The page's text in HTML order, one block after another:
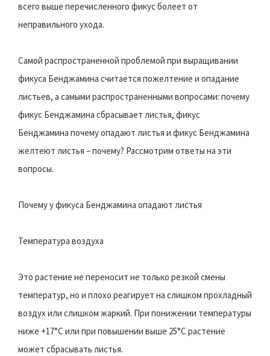
всего выше перечисленного фикус болеет от
неправильного ухода.
Самой распространенной проблемой при выращивании
фикуса Бенджамина считается пожелтение и опадание
листьев, а самыми распространенными вопросами: почему
фикус Бенджамина сбрасывает листья, фикус
Бенджамина почему опадают листья и фикус Бенджамина
желтеют листья – почему? Рассмотрим ответы на эти
вопросы.
Почему у фикуса Бенджамина опадают листья
Температура воздуха
Это растение не переносит не только резкой смены
температур, но и плохо реагирует на слишком прохладный
воздух или слишком жаркий. При понижении температуры
ниже +17°С или при повышении выше 25°С растение
может сбрасывать листья.